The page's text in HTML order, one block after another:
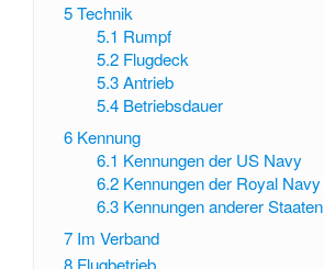
5Technik
5.1 Rumpf
5.2 Flugdeck
5.3 Antrieb
5.4 Betriebsdauer
6 Kennung
6.1 Kennungen der US Navy
6.2 Kennungen der Royal Navy
6.3 Kennungen anderer Staaten
7 Im Verband